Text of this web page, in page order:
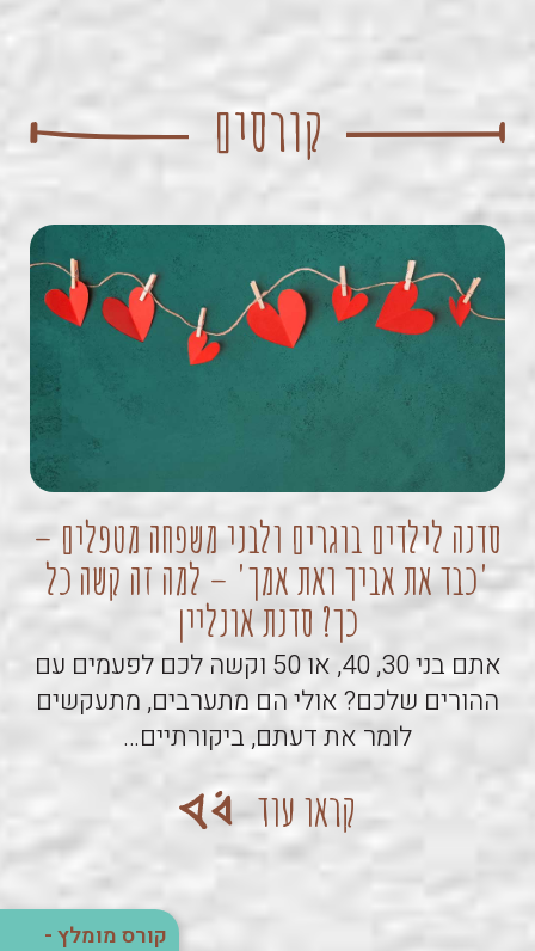
קורס מומלץ -
קורסים
סדנה לילדים בוגרים ולבני משפחה מטפלים –
'כבד את אביך ואת אמך' – למה זה קשה כל
כך? סדנת אונליין
אתם בני 30, 40, או 50 וקשה לכם לפעמים עם
ההורים שלכם? אולי הם מתערבים, מתעקשים
לומר את דעתם, ביקורתיים…
קראו עוד